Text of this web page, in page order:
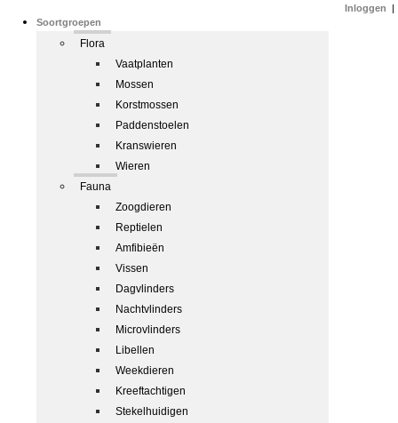
Soortgroepen
Flora
Vaatplanten
Mossen
Korstmossen
Paddenstoelen
Kranswieren
Wieren
Fauna
Zoogdieren
Reptielen
Amfibieën
Vissen
Dagvlinders
Nachtvlinders
Microvlinders
Libellen
Weekdieren
Kreeftachtigen
Stekelhuidigen
Inloggen |